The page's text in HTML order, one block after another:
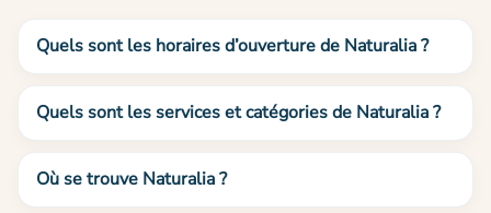
Quels sont les horaires d’ouverture de Naturalia ?
Quels sont les services et catégories de Naturalia ?
Où se trouve Naturalia ?